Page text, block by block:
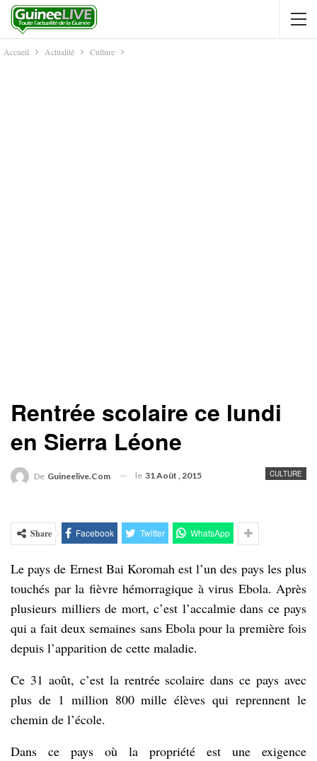
Accueil Actualité Culture
Rentrée scolaire ce lundi
en Sierra Léone
CULTURE
De Guineelive.com le 31 Août , 2015
Share Facebook Twitter WhatsApp
Le pays de Ernest Bai Koromah est l’un des pays les plus
touchés par la fièvre hémorragique à virus Ebola. Après
plusieurs milliers de mort, c’est l’accalmie dans ce pays
qui a fait deux semaines sans Ebola pour la première fois
depuis l’apparition de cette maladie.
Ce 31 août, c’est la rentrée scolaire dans ce pays avec
plus de 1 million 800 mille élèves qui reprennent le
chemin de l’école.
Dans ce pays où la propriété est une exigence